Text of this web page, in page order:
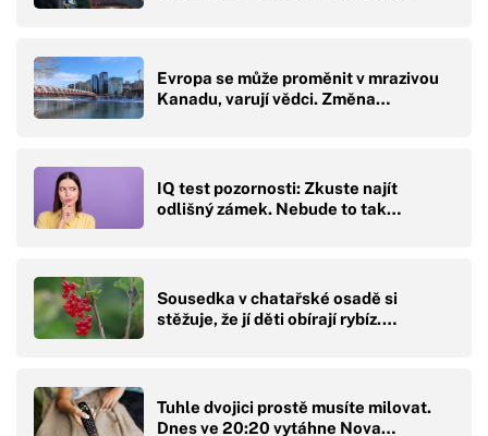
Evropa se může proměnit v mrazivou
Kanadu, varují vědci. Změna…
IQ test pozornosti: Zkuste najít
odlišný zámek. Nebude to tak…
Sousedka v chatařské osadě si
stěžuje, že jí děti obírají rybíz.…
Tuhle dvojici prostě musíte milovat.
Dnes ve 20:20 vytáhne Nova…